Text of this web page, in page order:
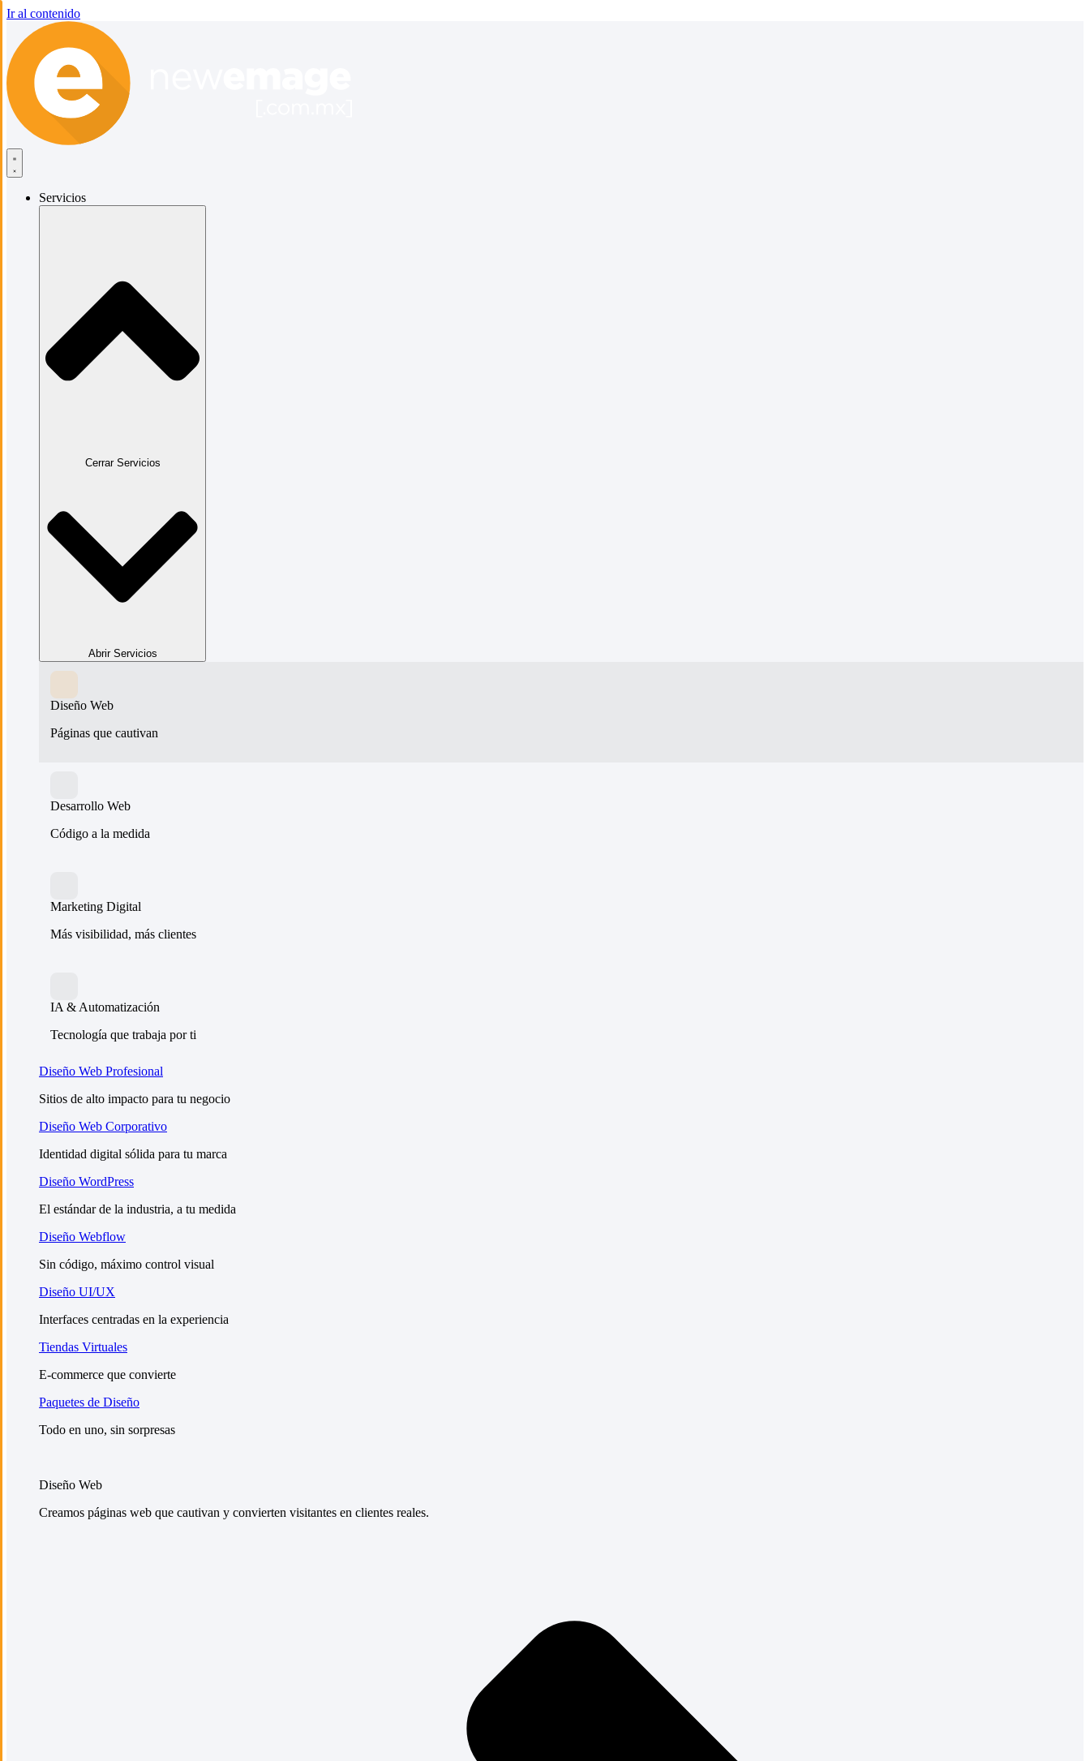
Ir al contenido
Servicios
Cerrar Servicios
Abrir Servicios
Diseño Web
Páginas que cautivan
Desarrollo Web
Código a la medida
Marketing Digital
Más visibilidad, más clientes
IA & Automatización
Tecnología que trabaja por ti
Diseño Web Profesional
Sitios de alto impacto para tu negocio
Diseño Web Corporativo
Identidad digital sólida para tu marca
Diseño WordPress
El estándar de la industria, a tu medida
Diseño Webflow
Sin código, máximo control visual
Diseño UI/UX
Interfaces centradas en la experiencia
Tiendas Virtuales
E-commerce que convierte
Paquetes de Diseño
Todo en uno, sin sorpresas
Diseño Web
Creamos páginas web que cautivan y convierten visitantes en clientes reales.